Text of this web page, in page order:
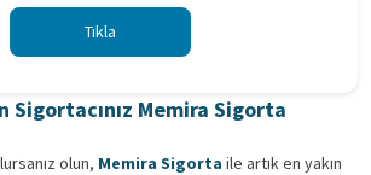
Tıkla
Sigortacınız Memira Sigorta
olun, Memira Sigorta ile artık en yakın